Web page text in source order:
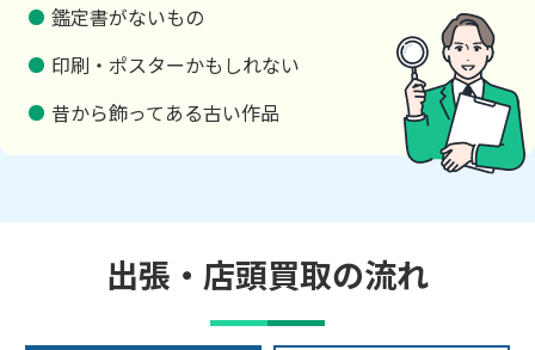
鑑定書がないもの
印刷・ポスターかもしれない
昔から飾ってある古い作品
出張・店頭買取の流れ